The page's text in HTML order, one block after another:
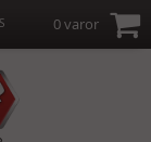
0 varor